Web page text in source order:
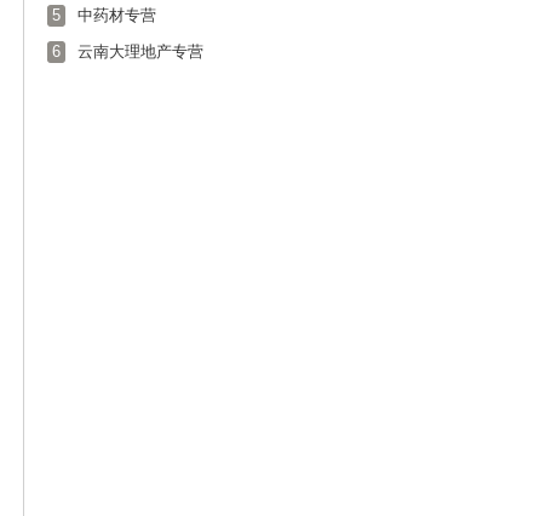
5
中药材专营
6
云南大理地产专营